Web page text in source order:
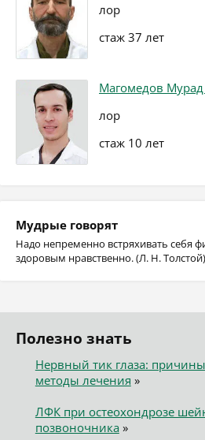
лор
стаж 37 лет
Магомедов
лор
стаж 10 лет
Мудрые говорят
Надо непременно встряхивать себя
здоровым нравственно. (Л. Н. Толстой)
Полезно знать
Нервный тик глаза:
методы лечения »
ЛФК при остеохондрозе
позвоночника»